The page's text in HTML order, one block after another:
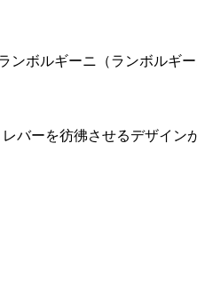
ンボルギーニ（ランボルギ
バーを彷彿させるデザイン